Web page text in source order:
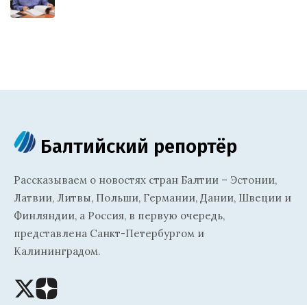
Балтийский репортёр
Рассказываем о новостях стран Балтии – Эстонии,
Латвии, Литвы, Польши, Германии, Дании, Швеции и
Финляндии, а Россия, в первую очередь,
представлена Санкт-Петербургом и
Калининградом.